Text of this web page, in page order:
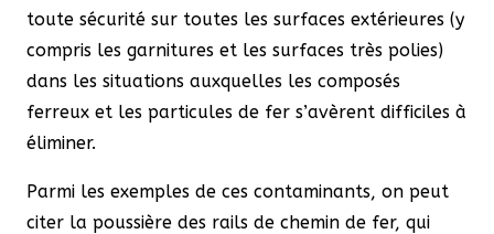
toute sécurité sur toutes les surfaces extérieures (y
compris les garnitures et les surfaces très polies)
dans les situations auxquelles les composés
ferreux et les particules de fer s’avèrent difficiles à
éliminer.
Parmi les exemples de ces contaminants, on peut
citer la poussière des rails de chemin de fer, qui